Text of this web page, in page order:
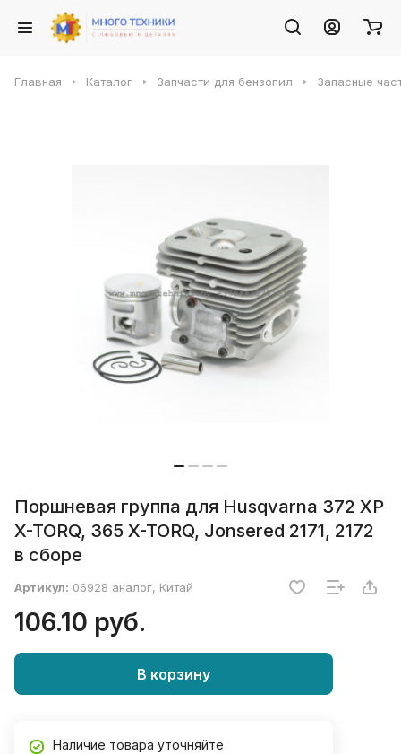
Главная Каталог Запчасти для бензопил Запасные
Поршневая группа для Husqvarna 372 XP
X-TORQ, 365 X-TORQ, Jonsered 2171, 2172
в сборе
Артикул: 06928 аналог, Китай
106.10 руб.
В корзину
Наличие товара уточняйте